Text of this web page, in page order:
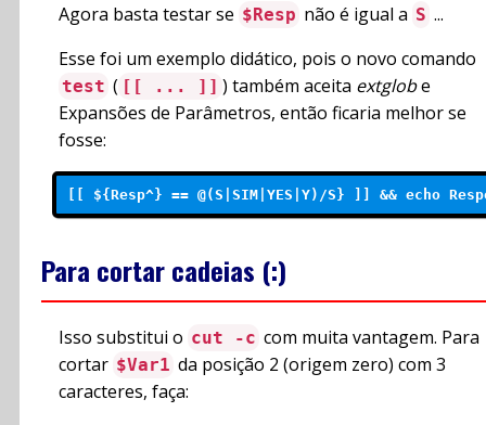
Agora basta testar se $Resp não é igual a S ...
Esse foi um exemplo didático, pois o novo comando
test ( [[ ... ]] ) também aceita extglobe
Expansões de Parâmetros, então ficaria melhor se
fosse:
[[ ${Resp^} == @(S|SIM|YES|Y)/S} ]] && echo
Para cortar cadeias (:)
Isso substitui o cut -c com muita vantagem. Para
cortar $Var1 da posição 2 (origem zero) com 3
caracteres, faça: